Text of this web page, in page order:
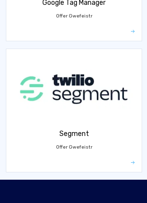
Google Tag Manager
Offer Gwefeistr
Segment
Offer Gwefeistr